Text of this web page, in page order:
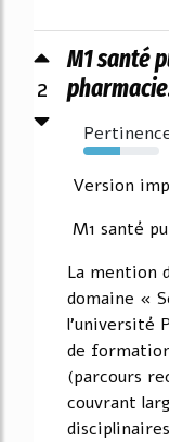
2
M1 santé
49%
Version
M1 santé
La mention
domaine «
l'université
de
(parcours
couvrant